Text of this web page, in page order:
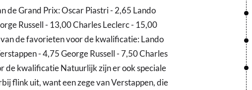
de Grand Prix: Oscar Piastri - 2,65 Lando
Russell - 13,00 Charles Leclerc - 15,00
de favorieten voor de kwalificatie: Lando
- 4,75 George Russell - 7,50 Charles
de kwalificatie Natuurlijk zijn er ook speciale
flink uit, want een zege van Verstappen, die